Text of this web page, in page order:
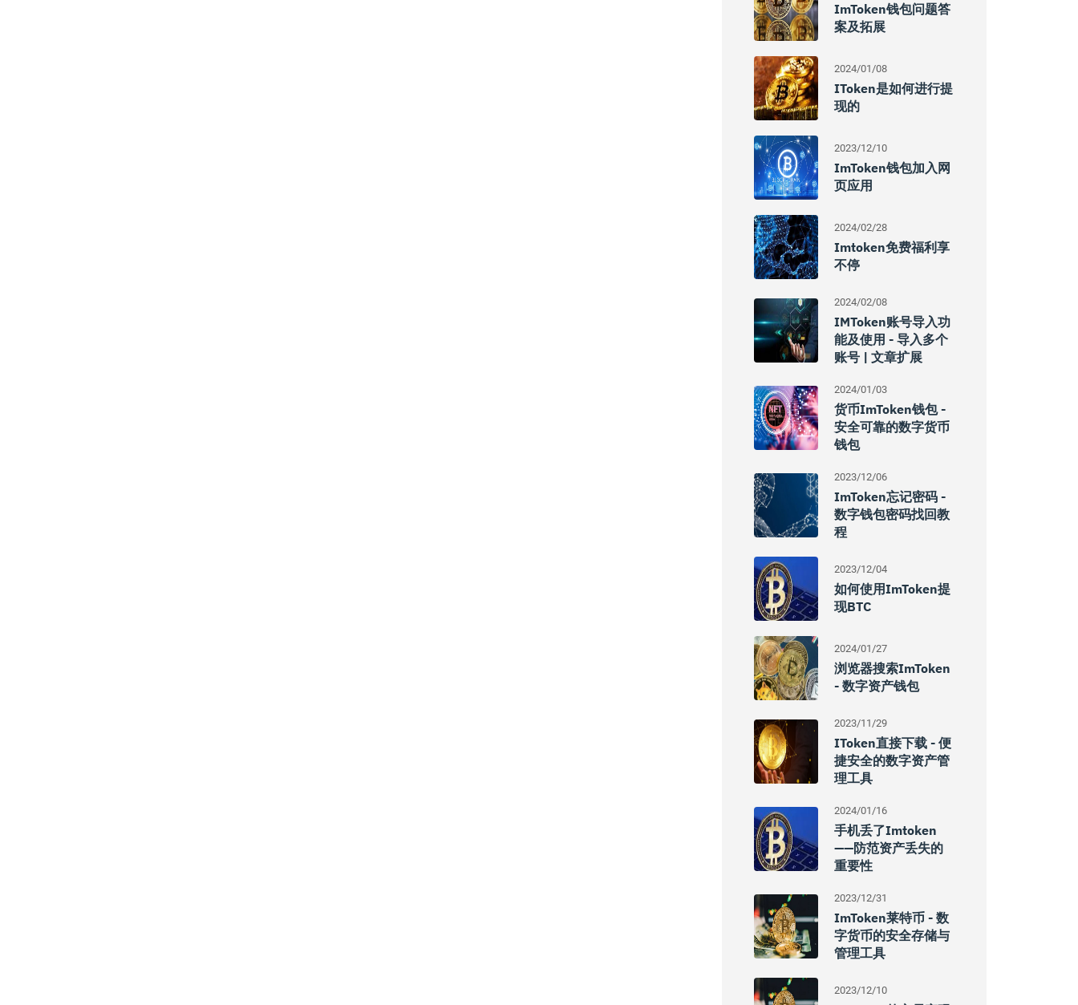
ImToken钱包问题答
案及拓展
2024/01/08
IToken是如何进行提
现的
2023/12/10
ImToken钱包加入网
页应用
2024/02/28
Imtoken免费福利享
不停
2024/02/08
IMToken账号导入功
能及使用 - 导入多个
账号 | 文章扩展
2024/01/03
货币imToken钱包 -
安全可靠的数字货币
钱包
2023/12/06
ImToken忘记密码 -
数字钱包密码找回教
程
2023/12/04
如何使用imToken提
现BTC
2024/01/27
浏览器搜索imToken
- 数字资产钱包
2023/11/29
IToken直接下载 - 便
捷安全的数字资产管
理工具
2024/01/16
手机丢了imtoken
——防范资产丢失的
重要性
2023/12/31
ImToken莱特币 - 数
字货币的安全存储与
管理工具
2023/12/10